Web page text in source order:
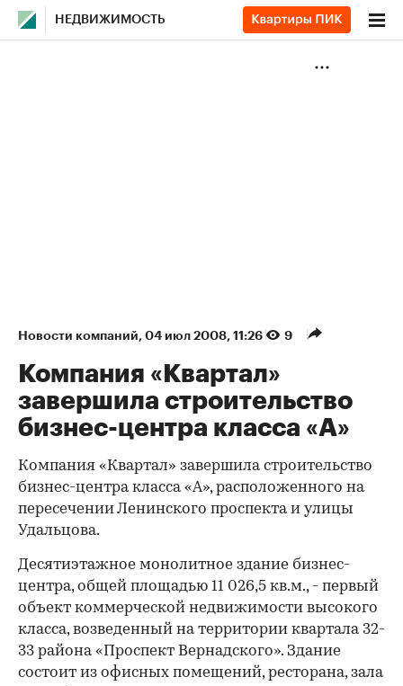
НЕДВИЖИМОСТЬ
Новости компаний⁠, 04 июл 2008, 11:26 9
Компания «Квартал»
завершила строительство
бизнес-центра класса «А»
Компания «Квартал» завершила строительство
бизнес-центра класса «А», расположенного на
пересечении Ленинского проспекта и улицы
Удальцова.
Десятиэтажное монолитное здание бизнес-
центра, общей площадью 11 026,5 кв.м., - первый
объект коммерческой недвижимости высокого
класса, возведенный на территории квартала 32-
33 района «Проспект Вернадского». Здание
состоит из офисных помещений, ресторана, зала